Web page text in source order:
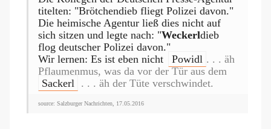
titelten: "Brötchendieb fliegt Polizei davon."
Die heimische Agentur ließ dies nicht auf
sich sitzen und legte nach: "Weckerldieb
flog deutscher Polizei davon."
Wir lernen: Es ist eben nicht
Powidl . . . äh
Pflaumenmus, was da vor der Tür aus dem
Sackerl
. . . äh der Tüte verschwindet.
source: Salzburger Nachrichten, 17.05.2016